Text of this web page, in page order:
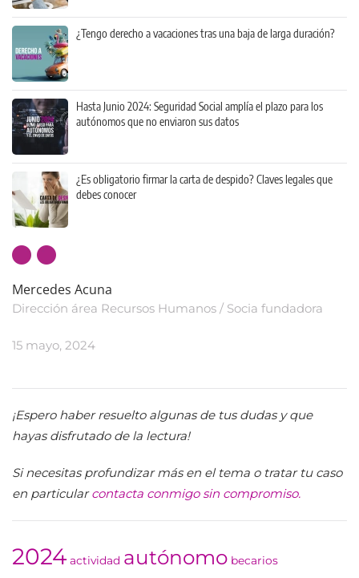
Mercedes Acuna
Dirección área Recursos Humanos / Socia fundadora
15 mayo, 2024
¡Espero haber resuelto algunas de tus dudas y que
hayas disfrutado de la lectura!
Si necesitas profundizar más en el tema o tratar tu caso
en particularcontacta conmigo sin compromiso.
2024 actividad autónomo becarios
¿Tengo derecho a vacaciones tras una baja de larga duración?
Hasta Junio 2024: Seguridad Social amplía el plazo para los
autónomos que no enviaron sus datos
¿Es obligatorio firmar la carta de despido? Claves legales que
debes conocer